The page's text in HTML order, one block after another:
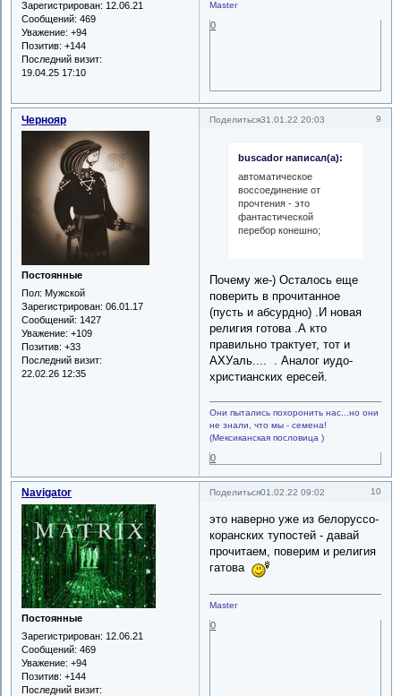
Зарегистрирован: 12.06.21
Сообщений: 469
Уважение: +94
Позитив: +144
Последний визит:
19.04.25 17:10
Master
0
Поделиться 9
31.01.22 20:03
Чернояр
Постоянные
Пол: Мужской
Зарегистрирован: 06.01.17
Сообщений: 1427
Уважение: +109
Позитив: +33
Последний визит:
22.02.26 12:35
buscador написал(а):
автоматическое
воссоединение от
прочтения - это
фантастической
перебор конешно;
Почему же-) Осталось еще
поверить в прочитанное
(пусть и абсурдно) .И новая
религия готова .А кто
правильно трактует, тот и
АХУаль.... . Аналог иудо-
христианских ересей.
Они пытались похоронить нас...но они
не знали, что мы - семена!
(Мексиканская пословица )
0
Поделиться 10
01.02.22 09:02
Navigator
Постоянные
Зарегистрирован: 12.06.21
Сообщений: 469
Уважение: +94
Позитив: +144
Последний визит:
это наверно уже из белоруссо-
коранских тупостей - давай
прочитаем, поверим и религия
гатова
Master
0